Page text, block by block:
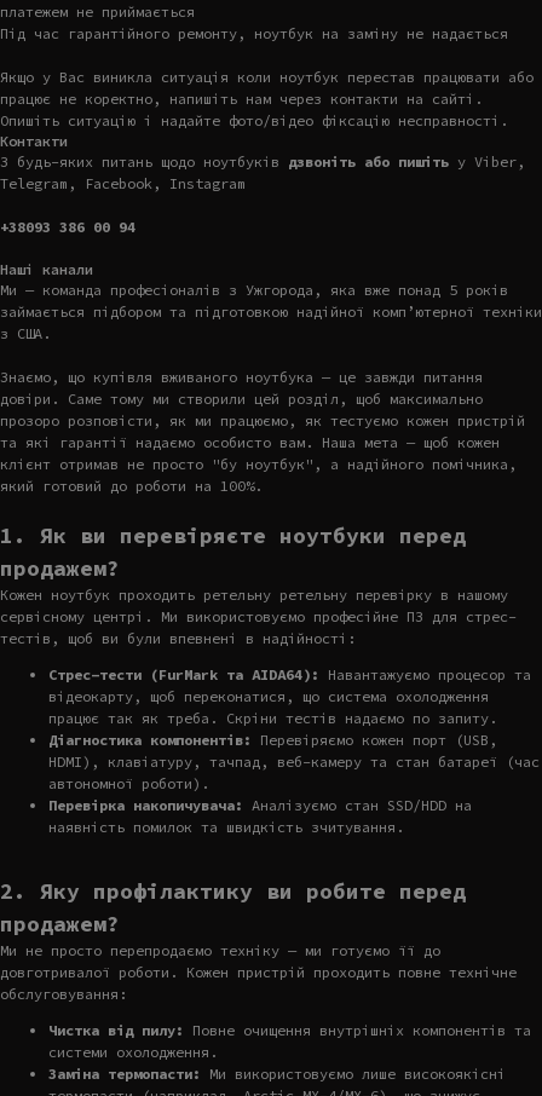
платежем не приймається
Під час гарантійного ремонту, ноутбук на заміну не надається
Якщо у Вас виникла ситуація коли ноутбук перестав працювати або
працює не коректно, напишіть нам через контакти на сайті.
Опишіть ситуацію і надайте фото/відео фіксацію несправності.
Контакти
З будь-яких питань щодо ноутбуків дзвоніть або пишіть у Viber,
Telegram, Facebook, Instagram
+38093 386 00 94
Наші канали
Ми — команда професіоналів з Ужгорода, яка вже понад 5 років
займається підбором та підготовкою надійної комп’ютерної техніки
з США.
Знаємо, що купівля вживаного ноутбука — це завжди питання
довіри. Саме тому ми створили цей розділ, щоб максимально
прозоро розповісти, як ми працюємо, як тестуємо кожен пристрій
та які гарантії надаємо особисто вам. Наша мета — щоб кожен
клієнт отримав не просто "бу ноутбук", а надійного помічника,
який готовий до роботи на 100%.
1. Як ви перевіряєте ноутбуки перед
продажем?
Кожен ноутбук проходить ретельну ретельну перевірку в нашому
сервісному центрі. Ми використовуємо професійне ПЗ для стрес-
тестів, щоб ви були впевнені в надійності:
Стрес-тести (FurMark та AIDA64):
Навантажуємо процесор та
відеокарту, щоб переконатися, що система охолодження
працює так як треба. Скріни тестів надаємо по запиту.
Діагностика компонентів:
Перевіряємо кожен порт (USB,
HDMI), клавіатуру, тачпад, веб-камеру та стан батареї (час
автономної роботи).
Перевірка накопичувача:
Аналізуємо стан SSD/HDD на
наявність помилок та швидкість зчитування.
2. Яку профілактику ви робите перед
продажем?
Ми не просто перепродаємо техніку — ми готуємо її до
довготривалої роботи. Кожен пристрій проходить повне технічне
обслуговування:
Чистка від пилу:
Повне очищення внутрішніх компонентів та
системи охолодження.
Заміна термопасти:
Ми використовуємо лише високоякісні